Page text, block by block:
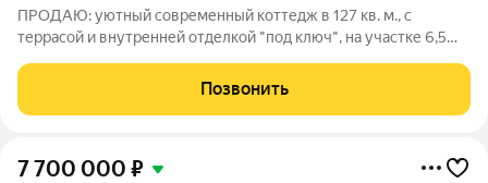
ПРОДАЮ: уютный современный коттедж в 127 кв. м., с
террасой и внутренней отделкой "под ключ", на участке 6,5
Косулино парк. Время в пути от Екатеринбурга занимает
менее 10 минут. Расположен в
Позвонить
7 700 000 ₽